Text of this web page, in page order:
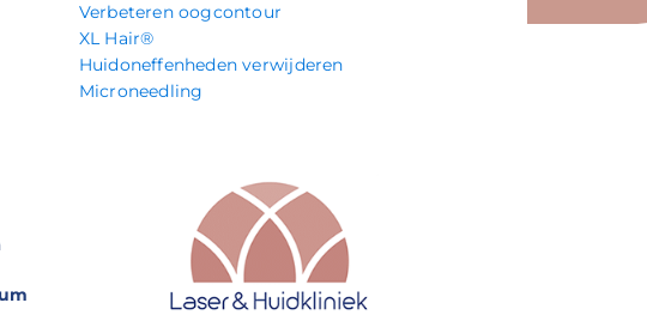
Verbeteren oogcontour
XL Hair®
Huidoneffenheden verwijderen
Microneedling